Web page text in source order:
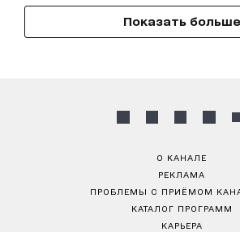
Показать больше
О КАНАЛЕ
РЕКЛАМА
ПРОБЛЕМЫ С ПРИЁМОМ
КАТАЛОГ ПРОГРАММ
КАРЬЕРА